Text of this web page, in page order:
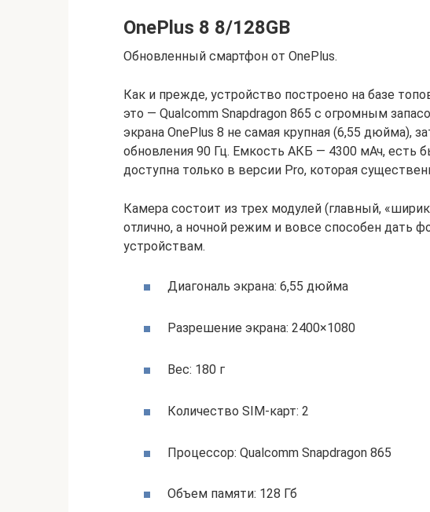
OnePlus 8 8/128GB
Обновленный смартфон от OnePlus.
Как и прежде, устройство построено на базе
это — Qualcomm Snapdragon 865 с огромным
экрана OnePlus 8 не самая крупная (6,55 дюйма),
обновления 90 Гц. Емкость АКБ — 4300 мАч, есть
доступна только в версии Pro, которая
Камера состоит из трех модулей (главный,
отлично, а ночной режим и вовсе способен дать
устройствам.
Диагональ экрана: 6,55 дюйма
Разрешение экрана: 2400×1080
Вес: 180 г
Количество SIM-карт: 2
Процессор: Qualcomm Snapdragon 865
Объем памяти: 128 Гб